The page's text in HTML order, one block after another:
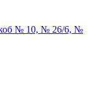
№ 10, № 26/6, №